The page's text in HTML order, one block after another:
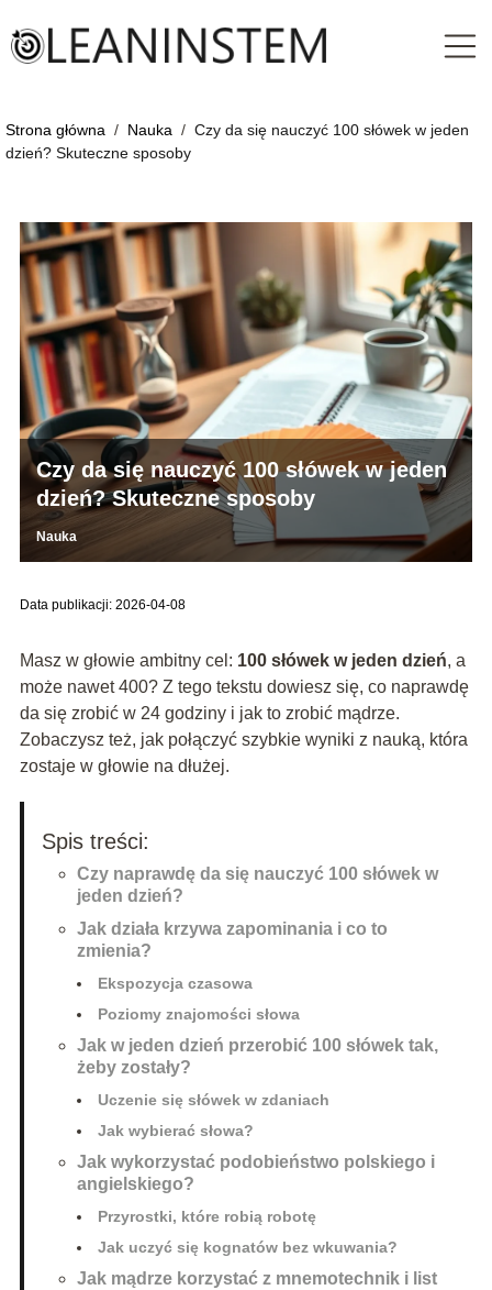
Strona główna / Nauka / Czy da się nauczyć 100 słówek w jeden
dzień? Skuteczne sposoby
Czy da się nauczyć 100 słówek w jeden
dzień? Skuteczne sposoby
Nauka
Data publikacji: 2026-04-08
Masz w głowie ambitny cel: 100 słówek w jeden dzień, a
może nawet 400? Z tego tekstu dowiesz się, co naprawdę
da się zrobić w 24 godziny i jak to zrobić mądrze.
Zobaczysz też, jak połączyć szybkie wyniki z nauką, która
zostaje w głowie na dłużej.
Spis treści:
Czy naprawdę da się nauczyć 100 słówek w
jeden dzień?
Jak działa krzywa zapominania i co to
zmienia?
Ekspozycja czasowa
Poziomy znajomości słowa
Jak w jeden dzień przerobić 100 słówek tak,
żeby zostały?
Uczenie się słówek w zdaniach
Jak wybierać słowa?
Jak wykorzystać podobieństwo polskiego i
angielskiego?
Przyrostki, które robią robotę
Jak uczyć się kognatów bez wkuwania?
Jak mądrze korzystać z mnemotechnik i list